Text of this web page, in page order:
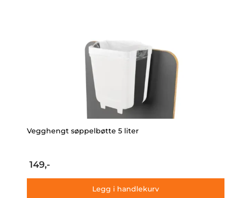
Vegghengt søppelbøtte 5 liter
149,-
Legg i handlekurv